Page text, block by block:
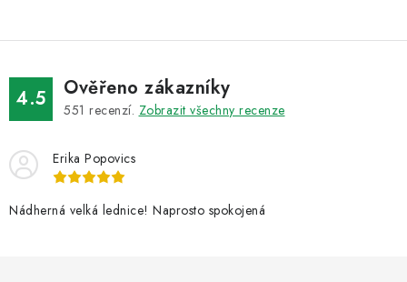
4.5 Ověřeno zákazníky
551 recenzí. Zobrazit všechny recenze
Erika Popovics
Nádherná velká lednice! Naprosto spokojená